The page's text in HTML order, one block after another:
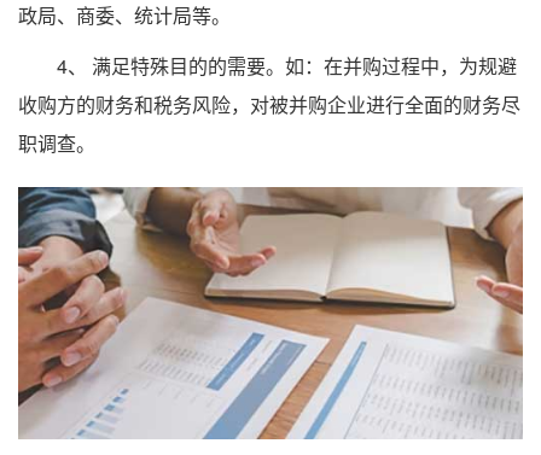
政局、商委、统计局等。
4、 满足特殊目的的需要。如：在并购过程中，为规避
收购方的财务和税务风险，对被并购企业进行全面的财务尽
职调查。